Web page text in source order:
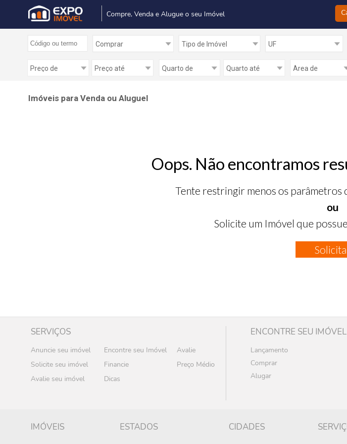
Compre, Venda e Alugue o seu Imóvel
Imóveis para Venda ou Aluguel
Oops. Não encontramos
Tente restringir menos os parâmetros
ou
Solicite um Imóvel que
SERVIÇOS
Anuncie seu imóvel Encontre seu Imóvel
Avalie
Solicite seu imóvel
Financie
Preço Médio
Avalie seu imóvel
Dicas
ENCONTRE SEU IMÓVEL
Lançamento
Comprar
Alugar
IMÓVEIS ESTADOS CIDADES